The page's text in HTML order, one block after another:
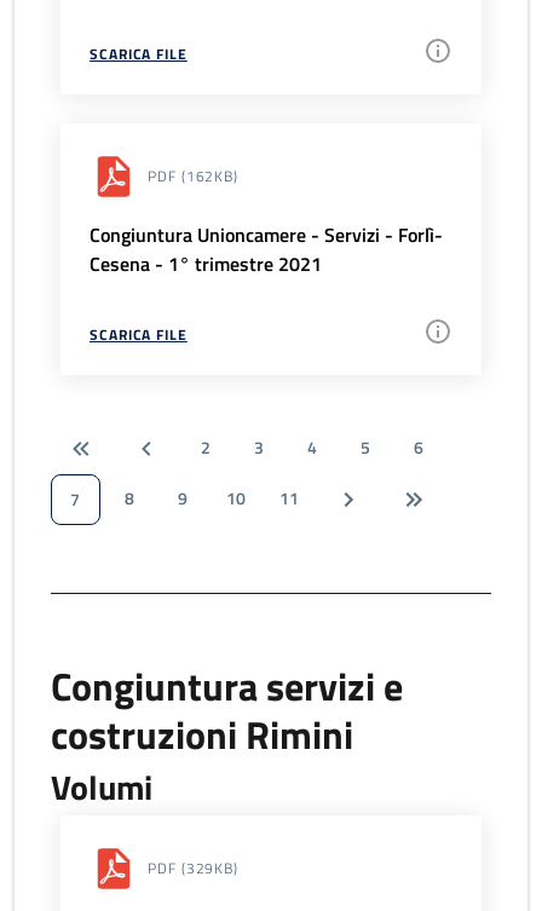
SCARICA FILE
PDF (162KB)
Congiuntura Unioncamere - Servizi - Forlì-
Cesena - 1° trimestre 2021
SCARICA FILE
2 3 4 5
6
7
8 9 10 11
Congiuntura servizi e
costruzioni Rimini
Volumi
PDF (329KB)